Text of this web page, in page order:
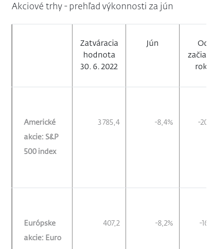
Akciové trhy - prehľad výkonnosti za jún
Zatváracia
hodnota
30. 6. 2022
Jún
Od
roka
Americké
akcie: S&P
500 index
3 785,4 -8,4% -
Európske
akcie: Euro
407,2 -8,2% -